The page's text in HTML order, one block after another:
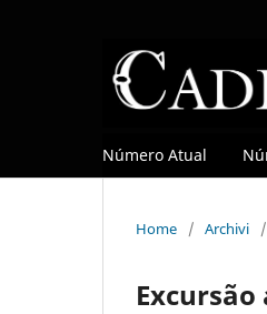
Número Atual
Home / Archivi /